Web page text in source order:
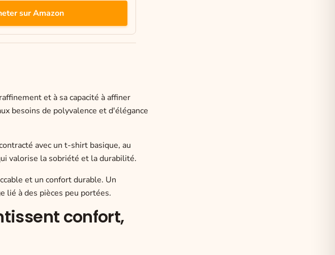
sur Amazon
et à sa capacité à affiner
besoins de polyvalence et d'élégance
avec un t-shirt basique, au
valorise la sobriété et la durabilité.
et un confort durable. Un
lié à des pièces peu portées.
confort,